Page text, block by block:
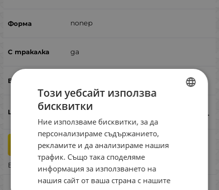
попер
да
лв.
бр. КУПИ
Бърза поръчка
Този уебсайт използва
бисквитки
Ние използваме бисквитки, за да
персонализираме съдържанието,
рекламите и да анализираме нашия
трафик. Също така споделяме
информация за използването на
нашия сайт от ваша страна с нашите